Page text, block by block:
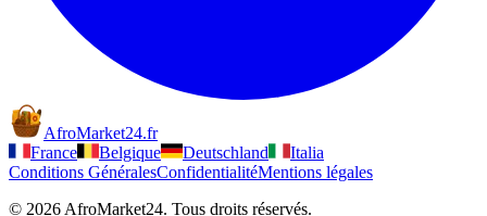
AfroMarket24.fr
France
Belgique Deutschland
Italia
Conditions GénéralesConfidentialitéMentions légales
© 2026 AfroMarket24. Tous droits réservés.